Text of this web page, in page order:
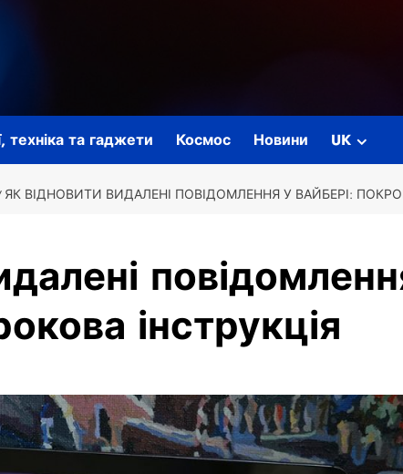
техніка та гаджети Космос Новини UK
ЯК ВІДНОВИТИ ВИДАЛЕНІ ПОВІДОМЛЕННЯ У ВАЙБЕРІ:
інструкція